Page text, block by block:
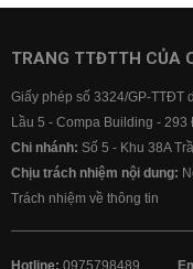
TRANG TTĐTTH CỦA
Giấy phép số 3324/GP-TTĐT
Lầu 5 - Compa Building -
Chi nhánh: Số 5 - Khu 38A
Chịu trách nhiệm nội dung:
Trách nhiệm về thông tin
Hotline: 0975798489